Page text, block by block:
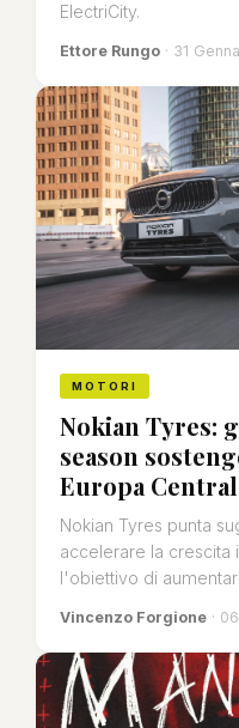
ElectriCity.
Ettore Rungo · 31
MOTORI
Nokian Tyres:
season
Europa
Nokian Tyres punta
accelerare la crescita
l'obiettivo di
Vincenzo Forgione ·